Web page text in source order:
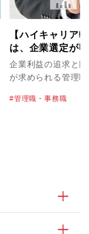
【ハイキャリア
は、企業選定が
しないために確
は？
企業利益の追求と
が求められる管理
違いがあるのでし
管理職・事務職